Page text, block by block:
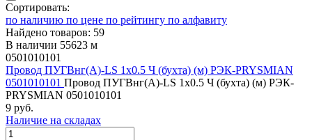
Сортировать:
по наличию по цене по рейтингу по алфавиту
Найдено товаров: 59
В наличии 55623 м
0501010101
Провод ПУГВнг(А)-LS 1х0.5 Ч (бухта) (м) РЭК-PRYSMIAN
0501010101 Провод ПУГВнг(А)-LS 1х0.5 Ч (бухта) (м) РЭК-
PRYSMIAN 0501010101
9 руб.
Наличие на складах